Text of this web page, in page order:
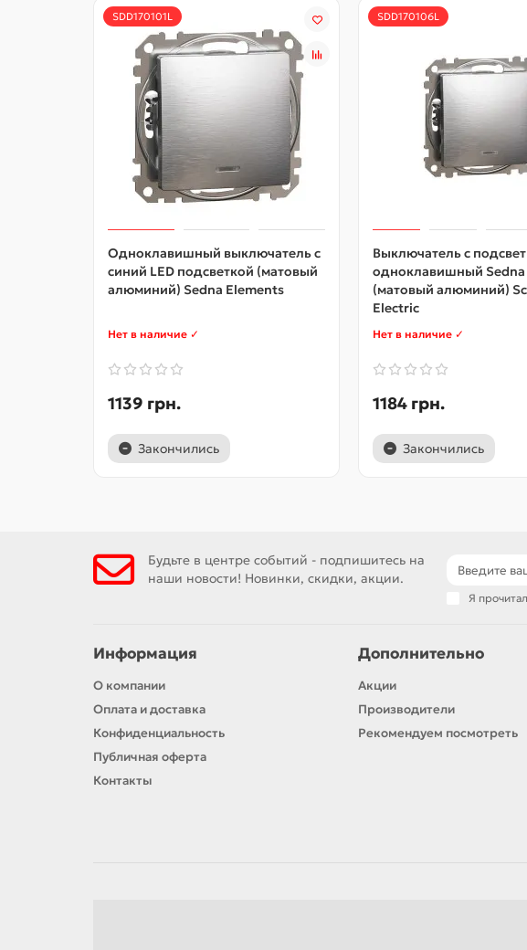
SDD170101L
Одноклавишный выключатель с
синий LED подсветкой (матовый
алюминий) Sedna Elements
Нет в наличие ✓
1139 грн.
Закончились
SDD170106L
Выключатель с
одноклавишный Sedna
(матовый алюминий)
Electric
Нет в наличие ✓
1184 грн.
Закончились
Будьте в центре событий - подпишитесь на
наши новости! Новинки, скидки, акции.
Я
Информация
О компании
Оплата и доставка
Конфиденциальность
Публичная оферта
Контакты
Дополнительно
Акции
Производители
Рекомендуем посмотреть